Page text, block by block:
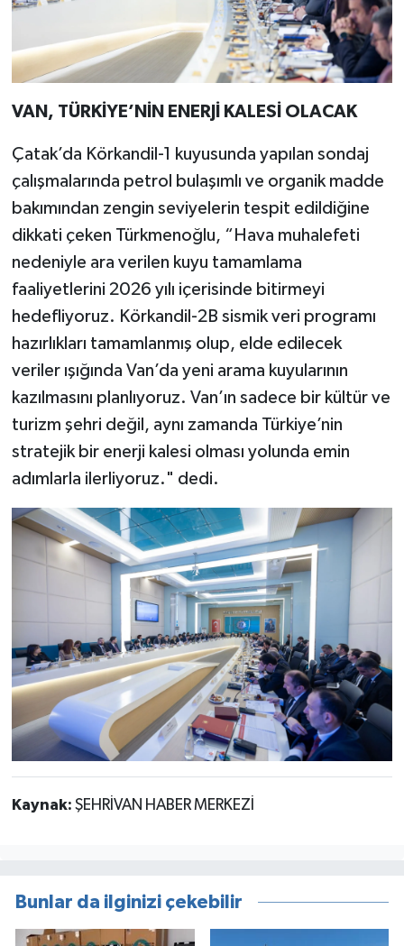
VAN, TÜRKİYE’NİN ENERJİ KALESİ OLACAK
Çatak’da Körkandil-1 kuyusunda yapılan sondaj
çalışmalarında petrol bulaşımlı ve organik madde
bakımından zengin seviyelerin tespit edildiğine
dikkati çeken Türkmenoğlu, “Hava muhalefeti
nedeniyle ara verilen kuyu tamamlama
faaliyetlerini 2026 yılı içerisinde bitirmeyi
hedefliyoruz. Körkandil-2B sismik veri programı
hazırlıkları tamamlanmış olup, elde edilecek
veriler ışığında Van’da yeni arama kuyularının
kazılmasını planlıyoruz. Van’ın sadece bir kültür ve
turizm şehri değil, aynı zamanda Türkiye’nin
stratejik bir enerji kalesi olması yolunda emin
adımlarla ilerliyoruz." dedi.
Kaynak: ŞEHRİVAN HABER MERKEZİ
Bunlar da ilginizi çekebilir